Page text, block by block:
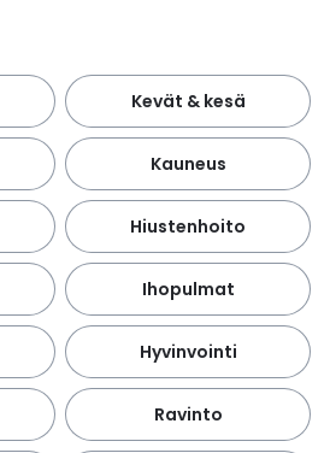
Kevät & kesä
Kauneus
Hiustenhoito
Ihopulmat
Hyvinvointi
Ravinto